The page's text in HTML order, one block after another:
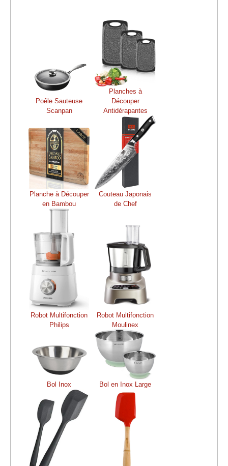
Poêle Sauteuse
Scanpan
Planches à
Découper
Antidérapantes
Planche à Découper
en Bambou
Couteau Japonais
de Chef
Robot Multifonction
Philips
Robot Multifonction
Moulinex
Bol Inox Bol en Inox Large